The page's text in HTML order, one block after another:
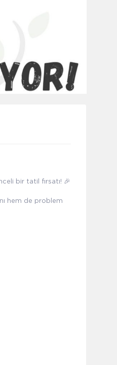
bir tatil fırsatı! 🎉
hem de problem